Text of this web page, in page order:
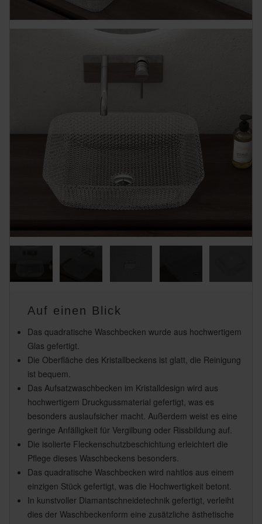
Auf einen Blick
Das quadratische Waschbecken wurde aus hochwertigem
Glas gefertigt.
Die Oberfläche des Kristallbeckens ist glatt, die Reinigung
ist bequem.
Das Aufsatzwaschbecken im Kristalldesign wird aus
hochwertigem Druckgussmaterial gefertigt, was es
besonders auslaufsicher macht. Außerdem weist es eine
geringe Anfälligkeit für Vergilbung oder Rissbildung auf.
Die isolierte Fleckenschutzbeschichtung erleichtert die
Pflege dieses Waschbeckens besonders.
Das quadratische Waschbecken wird nahtlos aus einem
einzigen Stück gefertigt, was die Hochwertigkeit betont.
In kunstvoller Diamantschneidetechnik gefertigt, verleiht
dies der Waschbeckenform eine zusätzliche ästhetische